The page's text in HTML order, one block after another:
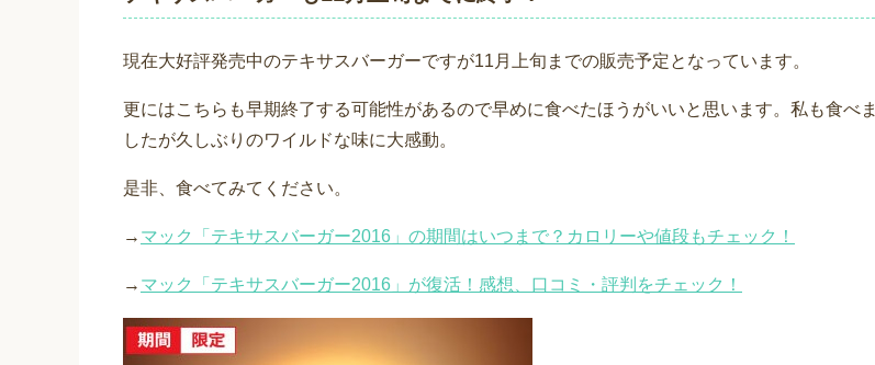
現在大好評発売中のテキサスバーガーですが11月上旬までの販売予定となっています。
更にはこちらも早期終了する可能性があるので早めに食べたほうがいいと思います。私も食べま
したが久しぶりのワイルドな味に大感動。
是非、食べてみてください。
→ マック「テキサスバーガー2016」の期間はいつまで？カロリーや値段もチェック！
→ マック「テキサスバーガー2016」が復活！感想、口コミ・評判をチェック！